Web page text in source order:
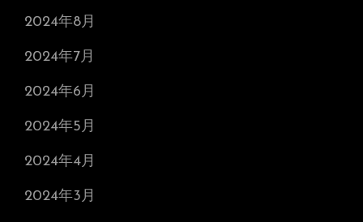
2024年8月
2024年7月
2024年6月
2024年5月
2024年4月
2024年3月